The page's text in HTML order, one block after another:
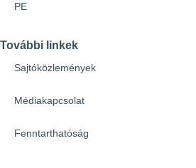
PE
További linkek
Sajtóközlemények
Médiakapcsolat
Fenntarthatóság